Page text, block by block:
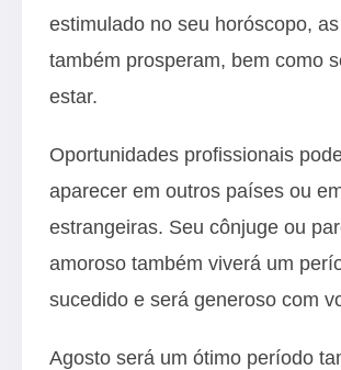
estimulado no seu horóscopo,
também prosperam, bem como
estar.
Oportunidades profissionais
aparecer em outros países ou
estrangeiras. Seu cônjuge ou
amoroso também viverá um
sucedido e será generoso com
Agosto será um ótimo período